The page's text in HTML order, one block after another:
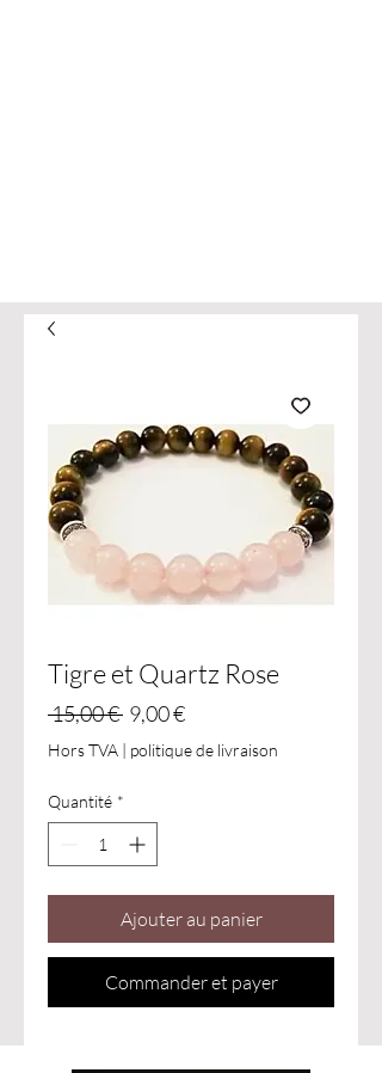
Tigre et Quartz Rose
15,00 € Prix original
9,00 €Prix promotionnel
Hors TVA | politique de livraison
Quantité *
Ajouter au panier
Commander et payer